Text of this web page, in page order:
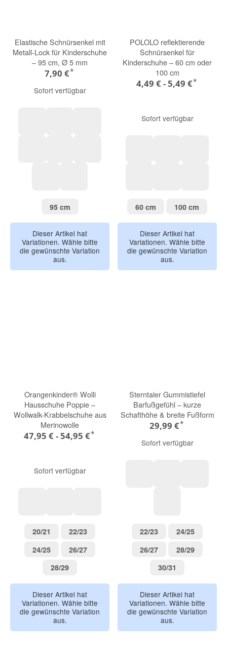
Elastische Schnürsenkel mit
Metall-Lock für Kinderschuhe
– 95 cm, Ø 5 mm
7,90 €*
Sofort verfügbar
95 cm95 cm
Dieser Artikel hat
Variationen. Wähle bitte
die gewünschte Variation
aus.
POLOLO reflektierende
Schnürsenkel für
Kinderschuhe – 60 cm oder
100 cm
4,49 € -5,49 €*
Sofort verfügbar
60 cm60 cm100 cm
Dieser Artikel hat
Variationen. Wähle bitte
die gewünschte Variation
aus.
Orangenkinder® Wolli
Hausschuhe Poppie –
Wollwalk-Krabbelschuhe aus
Merinowolle
47,95 € -54,95 €*
Sofort verfügbar
20/21
22/2322/23
24/2524/25 26/2726/27
28/2928/29
Dieser Artikel hat
Variationen. Wähle bitte
die gewünschte Variation
aus.
Sterntaler Gummistiefel
Barfußgefühl – kurze
Schafthöhe & breite Fußform
29,99 €*
Sofort verfügbar
22/2322/23 24/2524/25
26/2726/27 28/2928/29
30/31
Dieser Artikel hat
Variationen. Wähle bitte
die gewünschte Variation
aus.